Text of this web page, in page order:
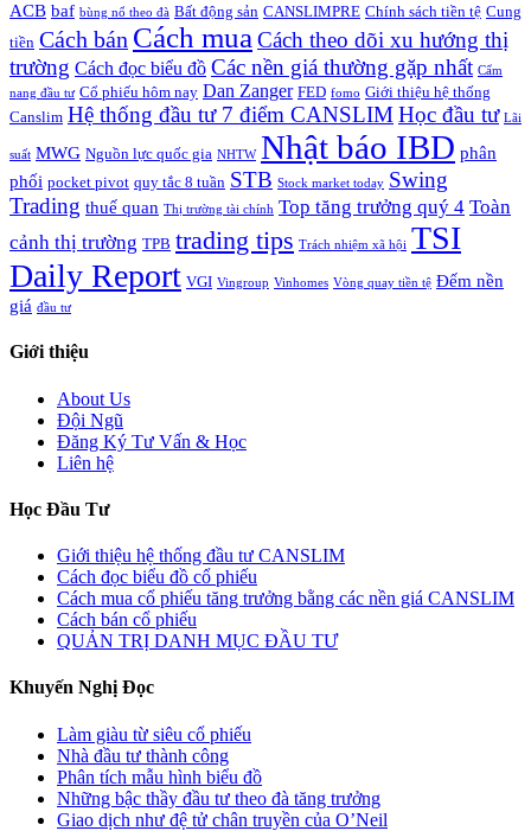
ACB baf bùng nổ theo đà Bất động sản CANSLIMPRE Chính sách tiền tệ Cung
tiền Cách bán Cách mua Cách theo dõi xu hướng thị
trường Cách đọc biểu đồ Các nền giá thường gặp nhất Cẩm
nang đầu tư Cổ phiếu hôm nay Dan Zanger FED fomo Giới thiệu hệ thống
Canslim Hệ thống đầu tư 7 điểm CANSLIMHọc đầu tư Lãi
suất MWG Nguồn lực quốc gia NHTW Nhật báo IBD phân
phối pocket pivot quy tắc 8 tuần STB Stock market today Swing
Trading thuế quan Thị trường tài chính Top tăng trưởng quý 4 Toàn
cảnh thị trường TPB trading tips Trách nhiệm xã hội TSI
Daily Report VGI Vingroup Vinhomes Vòng quay tiền tệ Đếm nền
giá đầu tư
Giới thiệu
About Us
Đội Ngũ
Đăng Ký Tư Vấn & Học
Liên hệ
Học Đầu Tư
Giới thiệu hệ thống đầu tư CANSLIM
Cách đọc biểu đồ cổ phiếu
Cách mua cổ phiếu tăng trưởng bằng các nền giá CANSLIM
Cách bán cổ phiếu
QUẢN TRỊ DANH MỤC ĐẦU TƯ
Khuyến Nghị Đọc
Làm giàu từ siêu cổ phiếu
Nhà đầu tư thành công
Phân tích mẫu hình biểu đồ
Những bậc thầy đầu tư theo đà tăng trưởng
Giao dịch như đệ tử chân truyền của O’Neil